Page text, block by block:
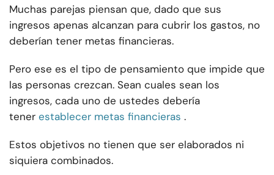
Muchas parejas piensan que, dado que sus
ingresos apenas alcanzan para cubrir los gastos, no
deberían tener metas financieras.
Pero ese es el tipo de pensamiento que impide que
las personas crezcan. Sean cuales sean los
ingresos, cada uno de ustedes debería
tener establecer metas financieras .
Estos objetivos no tienen que ser elaborados ni
siquiera combinados.